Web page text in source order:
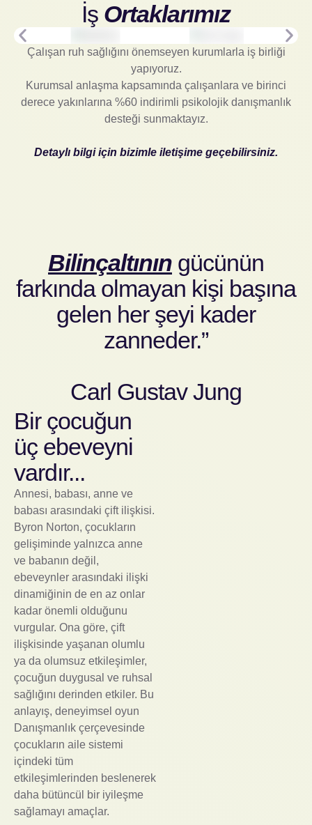
İş Ortaklarımız
Çalışan ruh sağlığını önemseyen kurumlarla iş birliği
yapıyoruz.
Kurumsal anlaşma kapsamında çalışanlara ve birinci
derece yakınlarına %60 indirimli psikolojik danışmanlık
desteği sunmaktayız.
Detaylı bilgi için bizimle iletişime geçebilirsiniz.
Bilinçaltının gücünün
farkında olmayan kişi başına
gelen her şeyi kader
zanneder.”
Carl Gustav Jung
Bir çocuğun
üç ebeveyni
vardır...
Annesi, babası, anne ve
babası arasındaki çift ilişkisi.
Byron Norton, çocukların
gelişiminde yalnızca anne
ve babanın değil,
ebeveynler arasındaki ilişki
dinamiğinin de en az onlar
kadar önemli olduğunu
vurgular. Ona göre, çift
ilişkisinde yaşanan olumlu
ya da olumsuz etkileşimler,
çocuğun duygusal ve ruhsal
sağlığını derinden etkiler. Bu
anlayış, deneyimsel oyun
Danışmanlık çerçevesinde
çocukların aile sistemi
içindeki tüm
etkileşimlerinden beslenerek
daha bütüncül bir iyileşme
sağlamayı amaçlar.